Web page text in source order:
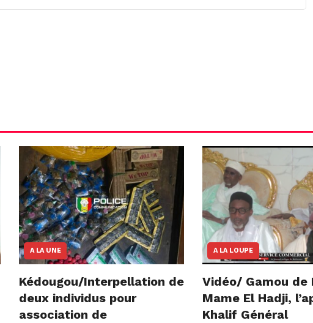
A LA UNE
Kédougou/Interpellation de
deux individus pour
association de
A LA LOUPE
Vidéo/ Gamou de
Mame El Hadji,
Khalif Général